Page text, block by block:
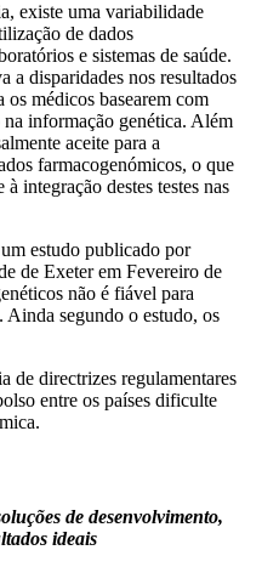
existe uma variabilidade
de dados
e sistemas de saúde.
a disparidades nos resultados
os médicos basearem com
na informação genética. Além
aceite para a
farmacogenómicos, o que
integração destes testes nas
estudo publicado por
de Exeter em Fevereiro de
não é fiável para
Ainda segundo o estudo, os
de directrizes regulamentares
entre os países dificulte
de desenvolvimento,
ideais